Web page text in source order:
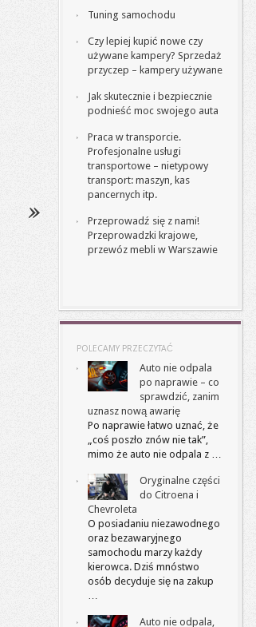
Tuning samochodu
Czy lepiej kupić nowe czy
używane kampery? Sprzedaż
przyczep – kampery używane
Jak skutecznie i bezpiecznie
podnieść moc swojego auta
Praca w transporcie.
Profesjonalne usługi
transportowe – nietypowy
transport: maszyn, kas
pancernych itp.
Przeprowadź się z nami!
Przeprowadzki krajowe,
przewóz mebli w Warszawie
POLECAMY PRZECZYTAĆ
Auto nie odpala
po naprawie – co
sprawdzić, zanim
uznasz nową awarię
Po naprawie łatwo uznać, że
„coś poszło znów nie tak”,
mimo że auto nie odpala z …
Oryginalne części
do Citroena i
Chevroleta
O posiadaniu niezawodnego
oraz bezawaryjnego
samochodu marzy każdy
kierowca. Dziś mnóstwo
osób decyduje się na zakup
…
Auto nie odpala,